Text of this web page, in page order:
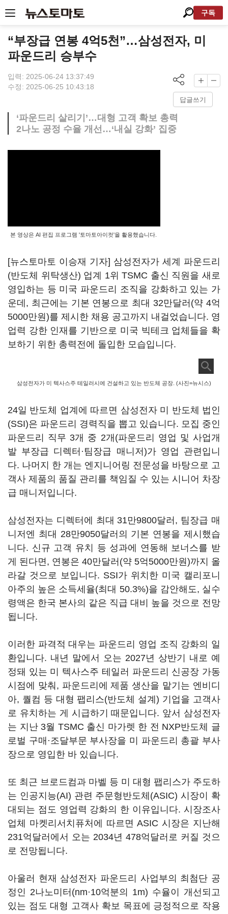
구독
“부장급 연봉 4억5천”…삼성전자, 미
파운드리 승부수
입력: 2025-06-24 13:37:49
수정: 2025-06-25 10:43:18
답글쓰기
‘파운드리 살리기’…대형 고객 확보 총력
2나노 공정 수율 개선…‘내실 강화’ 집중
본 영상은 AI 편집 프로그램 '토마토아이컷'을 활용했습니다.
[뉴스토마토 이승재 기자] 삼성전자가 세계 파운드리
(반도체 위탁생산) 업계 1위 TSMC 출신 직원을 새로
영입하는 등 미국 파운드리 조직을 강화하고 있는 가
운데, 최근에는 기본 연봉으로 최대 32만달러(약 4억
5000만원)를 제시한 채용 공고까지 내걸었습니다. 영
업력 강한 인재를 기반으로 미국 빅테크 업체들을 확
보하기 위한 총력전에 돌입한 모습입니다.
삼성전자가 미 텍사스주 테일러시에 건설하고 있는 반도체 공장. (사진=뉴시스)
24일 반도체 업계에 따르면 삼성전자 미 반도체 법인
(SSI)은 파운드리 경력직을 뽑고 있습니다. 모집 중인
파운드리 직무 3개 중 2개(파운드리 영업 및 사업개
발 부장급 디렉터·팀장급 매니저)가 영업 관련입니
다. 나머지 한 개는 엔지니어링 전문성을 바탕으로 고
객사 제품의 품질 관리를 책임질 수 있는 시니어 차장
급 매니저입니다.
삼성전자는 디렉터에 최대 31만9800달러, 팀장급 매
니저엔 최대 28만9050달러의 기본 연봉을 제시했습
니다. 신규 고객 유치 등 성과에 연동해 보너스를 받
게 된다면, 연봉은 40만달러(약 5억5000만원)까지 올
라갈 것으로 보입니다. SSI가 위치한 미국 캘리포니
아주의 높은 소득세율(최대 50.3%)을 감안해도, 실수
령액은 한국 본사의 같은 직급 대비 높을 것으로 전망
됩니다.
이러한 파격적 대우는 파운드리 영업 조직 강화의 일
환입니다. 내년 말에서 오는 2027년 상반기 내로 예
정돼 있는 미 텍사스주 테일러 파운드리 신공장 가동
시점에 맞춰, 파운드리에 제품 생산을 맡기는 엔비디
아, 퀄컴 등 대형 팹리스(반도체 설계) 기업을 고객사
로 유치하는 게 시급하기 때문입니다. 앞서 삼성전자
는 지난 3월 TSMC 출신 마가렛 한 전 NXP반도체 글
로벌 구매 ·조달부문 부사장을 미 파운드리 총괄 부사
장으로 영입한 바 있습니다.
또 최근 브로드컴과 마벨 등 미 대형 팹리스가 주도하
는 인공지능(AI) 관련 주문형반도체(ASIC) 시장이 확
대되는 점도 영업력 강화의 한 이유입니다. 시장조사
업체 마켓리서치퓨처에 따르면 ASIC 시장은 지난해
231억달러에서 오는 2034년 478억달러로 커질 것으
로 전망됩니다.
아울러 현재 삼성전자 파운드리 사업부의 최첨단 공
정인 2나노미터(nm·10억분의 1m) 수율이 개선되고
있는 점도 대형 고객사 확보 목표에 긍정적으로 작용